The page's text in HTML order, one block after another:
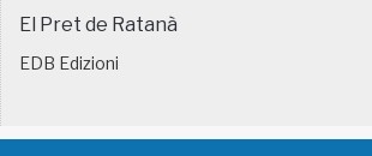
El Pret de Ratanà
EDB Edizioni